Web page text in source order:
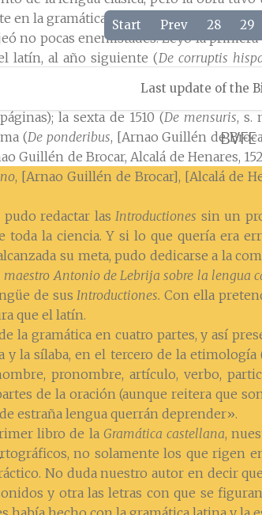
en la gramática, sino en cualquier otra
no pocas enemistades. Leyó la primera
latín, al año siguiente (De corruptis
, de la que solo se sabe
la sexta de 1510 (De mensuris, s.
(De ponderibus, [Arnao Guillén de
Guillén de Brocar, Alcalá de Henares,
, [Arnao Guillén de Brocar], [Alcalá de
redactar lasIntroductiones sin un
toda la ciencia. Y si lo que quería era
su meta, pudo dedicarse a la
Antonio de Lebrija sobre la lengua
de susIntroductiones. Con ella
que el latín.
la gramática en cuatro partes, y así
y la sílaba, en el tercero de la
pronombre, artículo, verbo,
de la oración (aunque reitera que
estraña lengua querrán deprender».
libro de la Gramática castellana,
no solamente los que rigen
No duda nuestro autor en decir
y otra las letras con que se
Start Prev 28 29
Last update of the